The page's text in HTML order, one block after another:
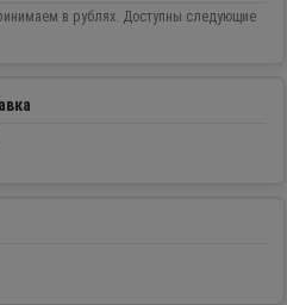
в рублях. Доступны следующие